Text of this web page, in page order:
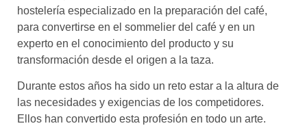
hostelería especializado en la preparación del café,
para convertirse en el sommelier del café y en un
experto en el conocimiento del producto y su
transformación desde el origen a la taza.
Durante estos años ha sido un reto estar a la altura de
las necesidades y exigencias de los competidores.
Ellos han convertido esta profesión en todo un arte.